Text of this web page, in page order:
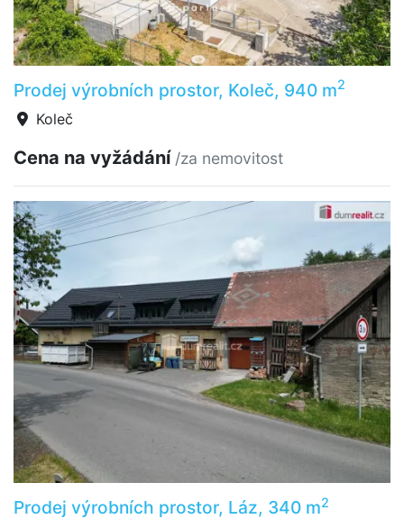
Prodej výrobních prostor, Koleč, 940 m2
Koleč
Cena na vyžádání /za nemovitost
Prodej výrobních prostor, Láz, 340 m2